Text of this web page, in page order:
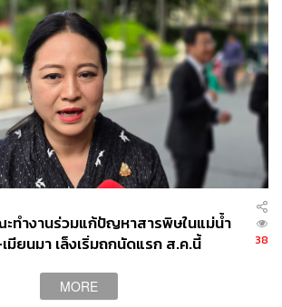
ทำงานร่วมแก้ปัญหาสารพิษในแม่น้ำ
ยนมา เล็งเริ่มถกนัดแรก ส.ค.นี้
38
MORE